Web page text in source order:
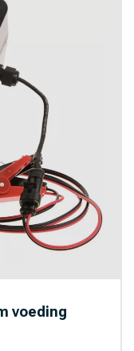
voeding